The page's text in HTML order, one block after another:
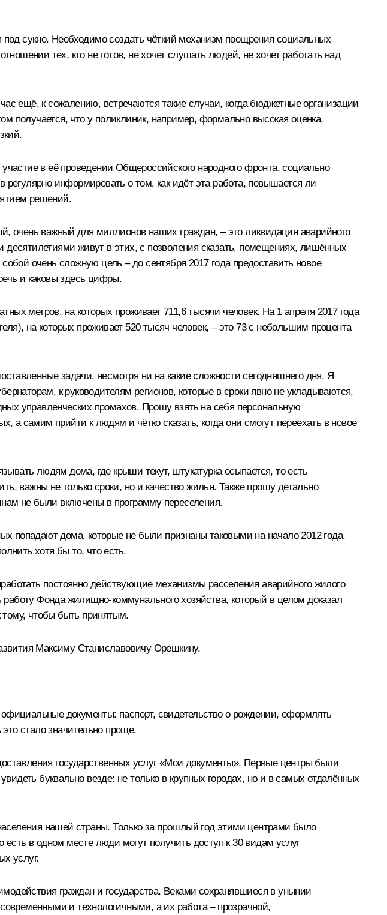
сукно. Необходимо создать чёткий механизм поощрения социальных
тех, кто не готов, не хочет слушать людей, не хочет работать над
ещё, к сожалению, встречаются такие случаи, когда бюджетные организации
что у поликлиник, например, формально высокая оценка,
в её проведении Общероссийского народного фронта, социально
информировать о том, как идёт эта работа, повышается ли
решений.
очень важный для миллионов наших граждан, – это ликвидация аварийного
десятилетиями живут в этих, с позволения сказать, помещениях, лишённых
очень сложную цель – до сентября 2017 года предоставить новое
и каковы здесь цифры.
метров, на которых проживает 711,6 тысячи человек. На 1 апреля 2017 года
на которых проживает 520 тысяч человек, – это 73 с небольшим процента
задачи, несмотря ни на какие сложности сегодняшнего дня. Я
к руководителям регионов, которые в сроки явно не укладываются,
управленческих промахов. Прошу взять на себя персональную
а самим прийти к людям и чётко сказать, когда они смогут переехать в новое
людям дома, где крыши текут, штукатурка осыпается, то есть
важны не только сроки, но и качество жилья. Также прошу детально
не были включены в программу переселения.
попадают дома, которые не были признаны таковыми на начало 2012 года.
хотя бы то, что есть.
постоянно действующие механизмы расселения аварийного жилого
Фонда жилищно-коммунального хозяйства, который в целом доказал
тому, чтобы быть принятым.
Максиму Станиславовичу Орешкину.
документы: паспорт, свидетельство о рождении, оформлять
стало значительно проще.
государственных услуг «Мои документы». Первые центры были
буквально везде: не только в крупных городах, но и в самых отдалённых
нашей страны. Только за прошлый год этими центрами было
в одном месте люди могут получить доступ к 30 видам услуг
услуг.
граждан и государства. Веками сохранявшиеся в унынии
и технологичными, а их работа – прозрачной,